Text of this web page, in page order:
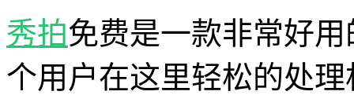
秀拍免费是一款非常好用
个用户在这里轻松的处